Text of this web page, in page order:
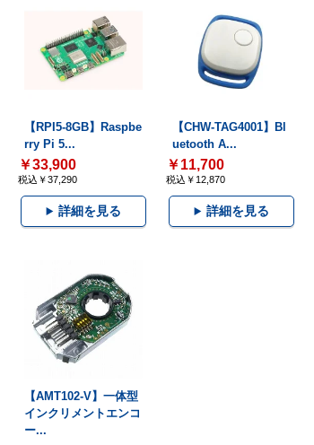
【RPI5-8GB】Raspbe
rry Pi 5...
￥33,900
税込￥37,290
詳細を見る
【CHW-TAG4001】Bl
uetooth A...
￥11,700
税込￥12,870
詳細を見る
【AMT102-V】一体型
インクリメントエンコ
ー...